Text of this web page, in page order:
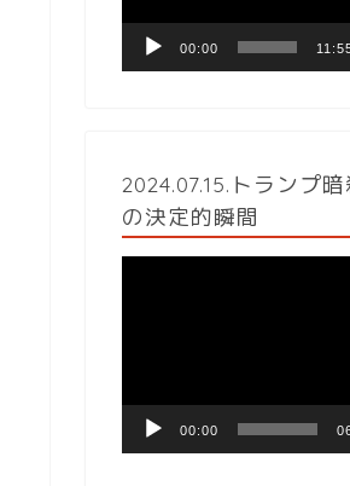
ヤ
00:00
2024.07.15.トランプ
の決定的瞬間
ヤ
00:00